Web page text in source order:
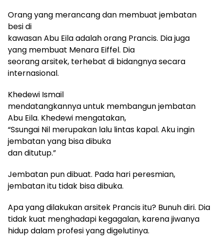
Orang yang merancang dan membuat jembatan
besi di
kawasan Abu Eila adalah orang Prancis. Dia juga
yang membuat Menara Eiffel. Dia
seorang arsitek, terhebat di bidangnya secara
internasional.
Khedewi Ismail
mendatangkannya untuk membangun jembatan
Abu Eila. Khedewi mengatakan,
“Ssungai Nil merupakan lalu lintas kapal. Aku ingin
jembatan yang bisa dibuka
dan ditutup.”
Jembatan pun dibuat. Pada hari peresmian,
jembatan itu tidak bisa dibuka.
Apa yang dilakukan arsitek Prancis itu? Bunuh diri. Dia
tidak kuat menghadapi kegagalan, karena jiwanya
hidup dalam profesi yang digelutinya.